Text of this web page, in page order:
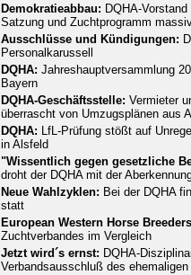
Demokratieabbau: DQHA-
Satzung und Zuchtprogramm
Ausschlüsse und Kündigungen:
Personalkarussell
DQHA: Jahreshauptversammlung
Bayern
DQHA-Geschäftsstelle: Vermieter
überrascht von Umzugsplänen aus
DQHA: LfL-Prüfung stößt auf
in Alsfeld
"Wissentlich gegen gesetzliche
droht der DQHA mit der
Neue Wahlzyklen: Bei der DQHA
statt
European Western Horse
Zuchtverbandes im Vergleich
Jetzt wird´s ernst: DQHA-
Verbandsausschluß des ehemaligen